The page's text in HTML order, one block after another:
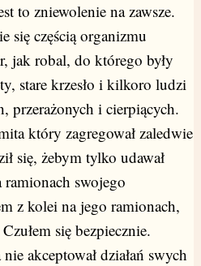
to zniewolenie na zawsze.
się częścią organizmu
jak robal, do którego były
stare krzesło i kilkoro ludzi
przerażonych i cierpiących.
który zagregował zaledwie
się, żebym tylko udawał
ramionach swojego
z kolei na jego ramionach,
się bezpiecznie.
akceptował działań swych